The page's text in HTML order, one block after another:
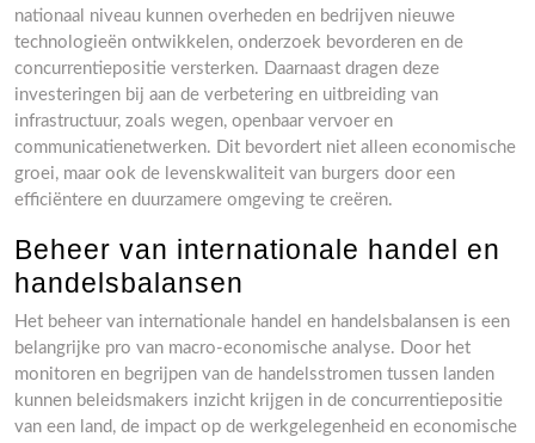
nationaal niveau kunnen overheden en bedrijven nieuwe
technologieën ontwikkelen, onderzoek bevorderen en de
concurrentiepositie versterken. Daarnaast dragen deze
investeringen bij aan de verbetering en uitbreiding van
infrastructuur, zoals wegen, openbaar vervoer en
communicatienetwerken. Dit bevordert niet alleen economische
groei, maar ook de levenskwaliteit van burgers door een
efficiëntere en duurzamere omgeving te creëren.
Beheer van internationale handel en
handelsbalansen
Het beheer van internationale handel en handelsbalansen is een
belangrijke pro van macro-economische analyse. Door het
monitoren en begrijpen van de handelsstromen tussen landen
kunnen beleidsmakers inzicht krijgen in de concurrentiepositie
van een land, de impact op de werkgelegenheid en economische